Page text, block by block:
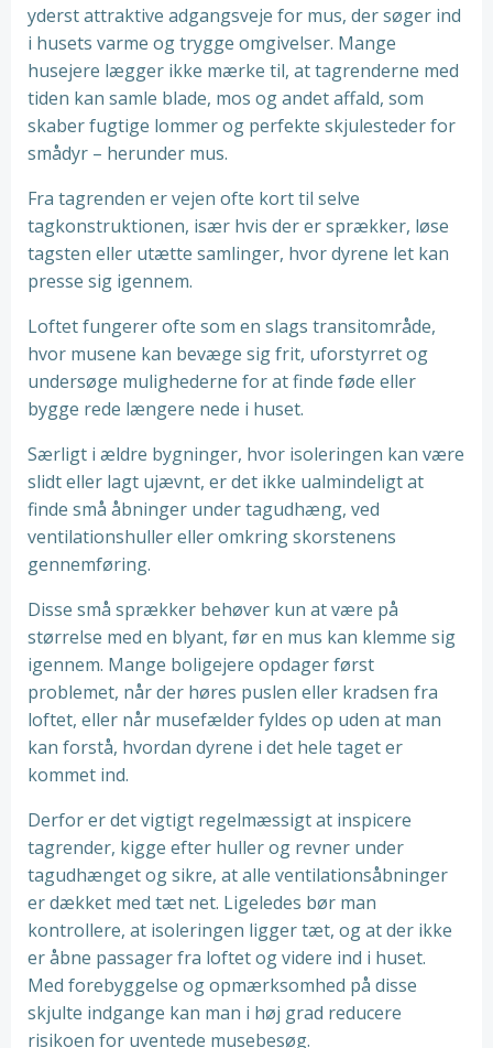
yderst attraktive adgangsveje for mus, der søger ind
i husets varme og trygge omgivelser. Mange
husejere lægger ikke mærke til, at tagrenderne med
tiden kan samle blade, mos og andet affald, som
skaber fugtige lommer og perfekte skjulesteder for
smådyr – herunder mus.
Fra tagrenden er vejen ofte kort til selve
tagkonstruktionen, især hvis der er sprækker, løse
tagsten eller utætte samlinger, hvor dyrene let kan
presse sig igennem.
Loftet fungerer ofte som en slags transitområde,
hvor musene kan bevæge sig frit, uforstyrret og
undersøge mulighederne for at finde føde eller
bygge rede længere nede i huset.
Særligt i ældre bygninger, hvor isoleringen kan være
slidt eller lagt ujævnt, er det ikke ualmindeligt at
finde små åbninger under tagudhæng, ved
ventilationshuller eller omkring skorstenens
gennemføring.
Disse små sprækker behøver kun at være på
størrelse med en blyant, før en mus kan klemme sig
igennem. Mange boligejere opdager først
problemet, når der høres puslen eller kradsen fra
loftet, eller når musefælder fyldes op uden at man
kan forstå, hvordan dyrene i det hele taget er
kommet ind.
Derfor er det vigtigt regelmæssigt at inspicere
tagrender, kigge efter huller og revner under
tagudhænget og sikre, at alle ventilationsåbninger
er dækket med tæt net. Ligeledes bør man
kontrollere, at isoleringen ligger tæt, og at der ikke
er åbne passager fra loftet og videre ind i huset.
Med forebyggelse og opmærksomhed på disse
skjulte indgange kan man i høj grad reducere
risikoen for uventede musebesøg.